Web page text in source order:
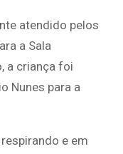
atendido pelos
a Sala
a criança foi
Nunes para a
e em